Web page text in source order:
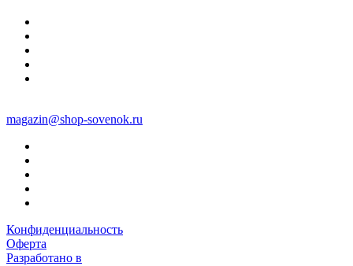
magazin@shop-sovenok.ru
Конфиденциальность
Оферта
Разработано в